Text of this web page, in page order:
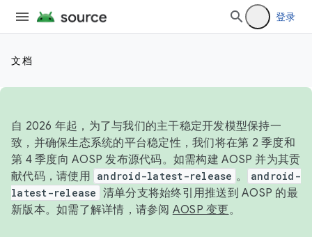
登录
文档
自 2026 年起，为了与我们的主干稳定开发模型保持一
致，并确保生态系统的平台稳定性，我们将在第 2 季度和
第 4 季度向 AOSP 发布源代码。如需构建 AOSP 并为其贡
献代码，请使用 android-latest-release 。
android-
latest-release 清单分支将始终引用推送到 AOSP 的最
新版本。如需了解详情，请参阅 AOSP 变更。